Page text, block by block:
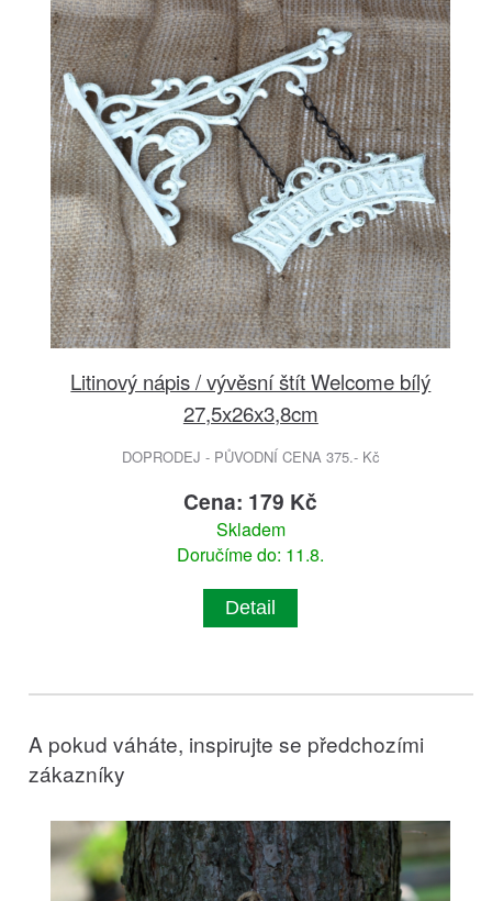
Litinový nápis / vývěsní štít Welcome bílý
27,5x26x3,8cm
DOPRODEJ - PŮVODNÍ CENA 375.- Kč
Cena: 179 Kč
Skladem
Doručíme do: 11.8.
Detail
A pokud váháte, inspirujte se předchozími
zákazníky